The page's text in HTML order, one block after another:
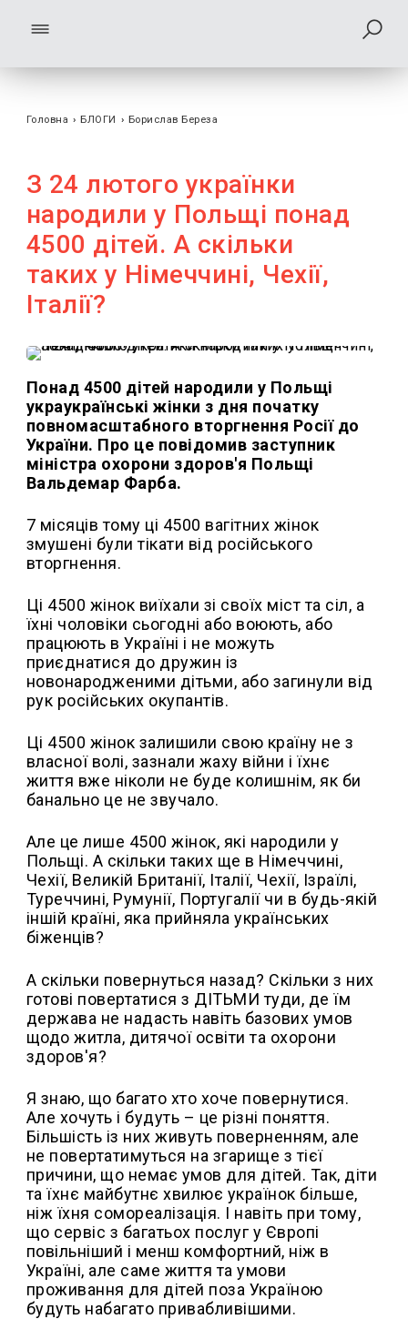
Головна › БЛОГИ › Борислав Береза
З 24 лютого українки
народили у Польщі понад
4500 дітей. А скільки
таких у Німеччині, Чехії,
Італії?
Понад 4500 дітей народили у Польщі
украукраїнські жінки з дня початку
повномасштабного вторгнення Росії до
України. Про це повідомив заступник
міністра охорони здоров'я Польщі
Вальдемар Фарба.
7 місяців тому ці 4500 вагітних жінок
змушені були тікати від російського
вторгнення.
Ці 4500 жінок виїхали зі своїх міст та сіл, а
їхні чоловіки сьогодні або воюють, або
працюють в Україні і не можуть
приєднатися до дружин із
новонародженими дітьми, або загинули від
рук російських окупантів.
Ці 4500 жінок залишили свою країну не з
власної волі, зазнали жаху війни і їхнє
життя вже ніколи не буде колишнім, як би
банально це не звучало.
Але це лише 4500 жінок, які народили у
Польщі. А скільки таких ще в Німеччині,
Чехії, Великій Британії, Італії, Чехії, Ізраїлі,
Туреччині, Румунії, Португалії чи в будь-якій
іншій країні, яка прийняла українських
біженців?
А скільки повернуться назад? Скільки з них
готові повертатися з ДІТЬМИ туди, де їм
держава не надасть навіть базових умов
щодо житла, дитячої освіти та охорони
здоров'я?
Я знаю, що багато хто хоче повернутися.
Але хочуть і будуть – це різні поняття.
Більшість із них живуть поверненням, але
не повертатимуться на згарище з тієї
причини, що немає умов для дітей. Так, діти
та їхнє майбутнє хвилює українок більше,
ніж їхня сомореалізація. І навіть при тому,
що сервіс з багатьох послуг у Європі
повільніший і менш комфортний, ніж в
Україні, але саме життя та умови
проживання для дітей поза Україною
будуть набагато привабливішими.